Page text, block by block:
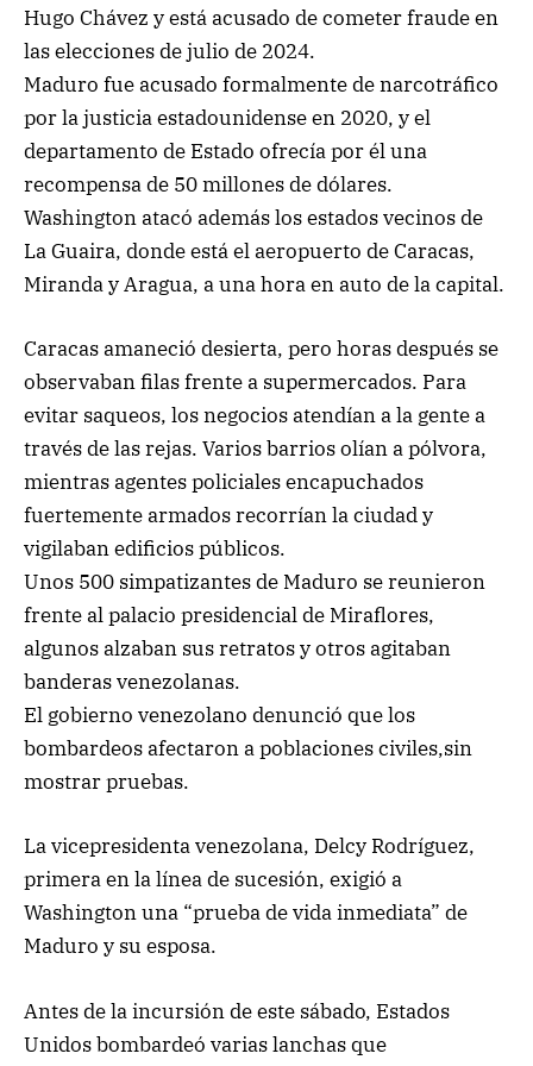
Hugo Chávez y está acusado de cometer fraude en
las elecciones de julio de 2024.
Maduro fue acusado formalmente de narcotráfico
por la justicia estadounidense en 2020, y el
departamento de Estado ofrecía por él una
recompensa de 50 millones de dólares.
Washington atacó además los estados vecinos de
La Guaira, donde está el aeropuerto de Caracas,
Miranda y Aragua, a una hora en auto de la capital.
Caracas amaneció desierta, pero horas después se
observaban filas frente a supermercados. Para
evitar saqueos, los negocios atendían a la gente a
través de las rejas. Varios barrios olían a pólvora,
mientras agentes policiales encapuchados
fuertemente armados recorrían la ciudad y
vigilaban edificios públicos.
Unos 500 simpatizantes de Maduro se reunieron
frente al palacio presidencial de Miraflores,
algunos alzaban sus retratos y otros agitaban
banderas venezolanas.
El gobierno venezolano denunció que los
bombardeos afectaron a poblaciones civiles,sin
mostrar pruebas.
La vicepresidenta venezolana, Delcy Rodríguez,
primera en la línea de sucesión, exigió a
Washington una “prueba de vida inmediata” de
Maduro y su esposa.
Antes de la incursión de este sábado, Estados
Unidos bombardeó varias lanchas que